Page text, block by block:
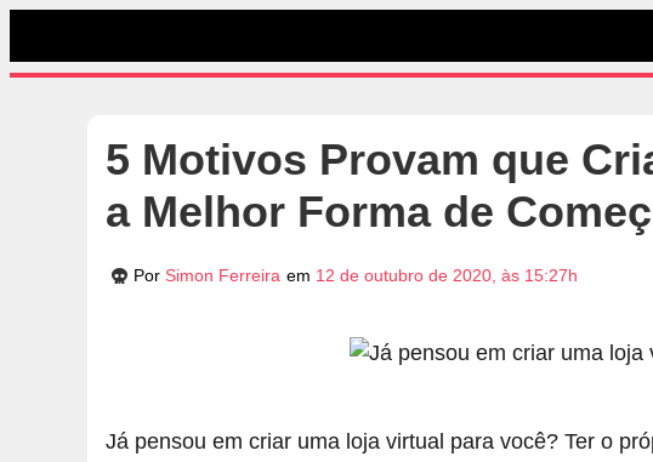
5 Motivos Provam que
a Melhor Forma de
Por Simon Ferreira em 12 de outubro de 2020, às 15:27h
Já pensou em criar uma loja virtual para você? Ter o